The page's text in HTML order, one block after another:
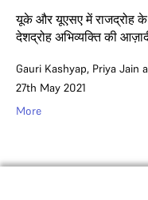
यूके और यूएसए में राजद्रोह के
देशद्रोह अभिव्यक्ति की
Gauri Kashyap, Priya Jain
27th May 2021
More